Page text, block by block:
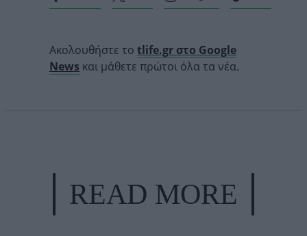
Ακολουθήστε το tlife.gr στο Google
News και μάθετε πρώτοι όλα τα νέα.
READ MORE